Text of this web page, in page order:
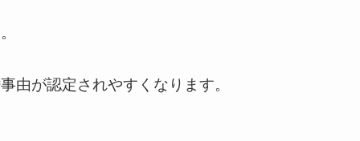
由が認定されやすくなります。